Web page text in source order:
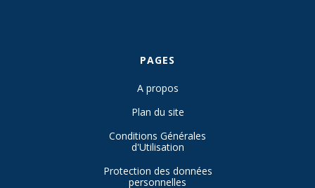
PAGES
A propos
Plan du site
Conditions Générales
d'Utilisation
Protection des données
personnelles